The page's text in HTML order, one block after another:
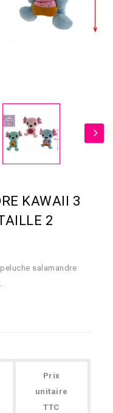
KAWAII 3
2
salamandre
Prix
unitaire
TTC